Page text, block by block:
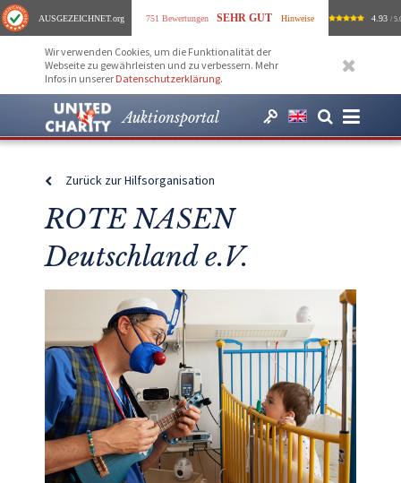
AUSGEZEICHNET.org 751 Bewertungen SEHR GUT Hinweise 4.93 /
Wir verwenden Cookies, um die Funktionalität der
Webseite zu gewährleisten und zu verbessern. Mehr
Infos in unserer Datenschutzerklärung.
Auktionsportal
Zurück zur Hilfsorganisation
ROTE NASEN
Deutschland e.V.